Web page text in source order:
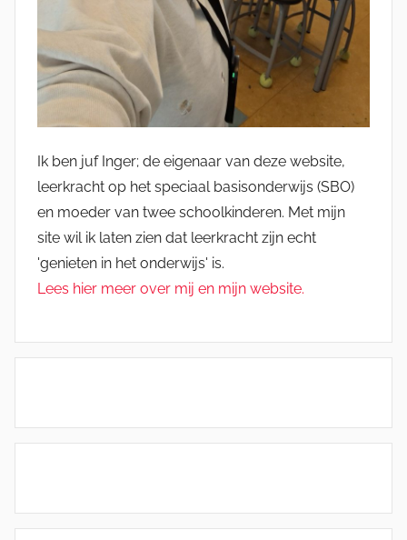
Ik ben juf Inger; de eigenaar van deze website,
leerkracht op het speciaal basisonderwijs (SBO)
en moeder van twee schoolkinderen. Met mijn
site wil ik laten zien dat leerkracht zijn echt
'genieten in het onderwijs' is.
Lees hier meer over mij en mijn website.